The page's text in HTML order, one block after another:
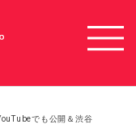
でも公開＆渋谷